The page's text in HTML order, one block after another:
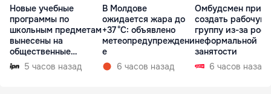
Новые учебные
программы по
школьным предметам
вынесены на
общественные
консультации
5 часов назад
В Молдове
ожидается жара до
+37 °C: объявлено
метеопредупреждени
е
6 часов назад
Омбудсмен
создать рабочую
группу из-за
неформальной
занятости
6 часов назад